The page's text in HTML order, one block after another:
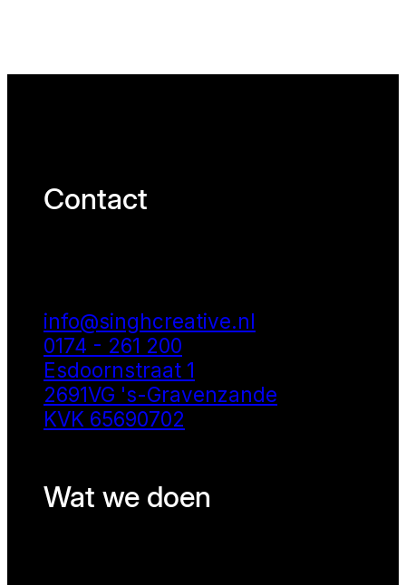
Contact
info@singhcreative.nl
0174 - 261 200
Esdoornstraat 1
2691VG 's-Gravenzande
KVK 65690702
Wat we doen